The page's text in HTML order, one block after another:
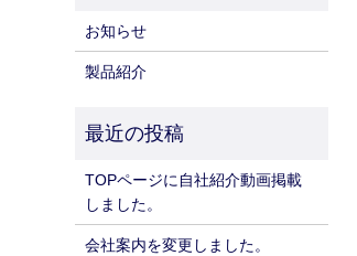
お知らせ
製品紹介
TOPページに自社紹介動画掲載
しました。
会社案内を変更しました。